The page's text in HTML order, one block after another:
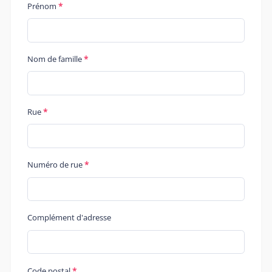
Prénom
Nom de famille
Rue
Numéro de rue
Complément d'adresse